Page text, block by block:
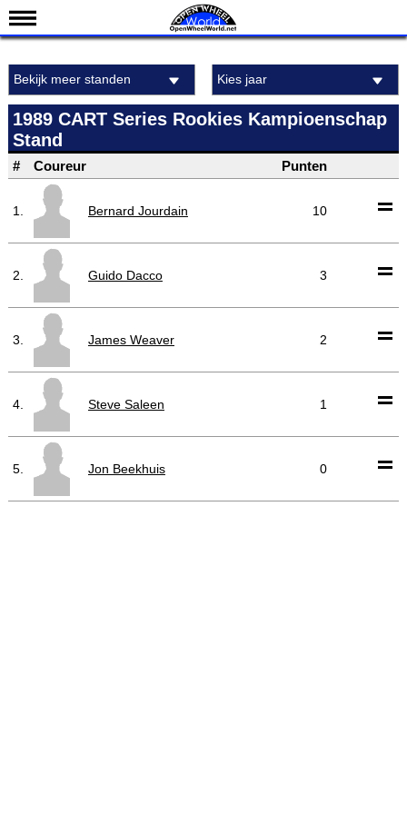
Kalender
Uitslagen
Standen
Coureurs
Teams
Indy 500
Bekijk meer standen Kies jaar
1989 CART Series Rookies Kampioenschap
Stand
# Coureur Punten
1. Bernard Jourdain 10
2. Guido Dacco 3
3. James Weaver 2
4. Steve Saleen 1
5. Jon Beekhuis 0